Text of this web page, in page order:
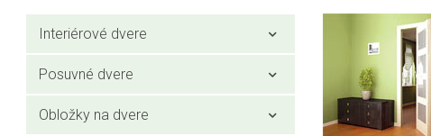
Interiérové dvere
Posuvné dvere
Obložky na dvere